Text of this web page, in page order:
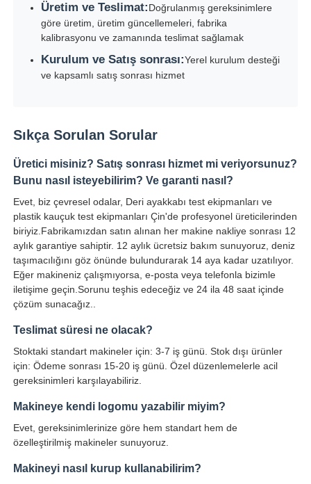
Üretim ve Teslimat:Doğrulanmış gereksinimlere
göre üretim, üretim güncellemeleri, fabrika
kalibrasyonu ve zamanında teslimat sağlamak
Kurulum ve Satış sonrası:Yerel kurulum desteği
ve kapsamlı satış sonrası hizmet
Sıkça Sorulan Sorular
Üretici misiniz? Satış sonrası hizmet mi veriyorsunuz?
Bunu nasıl isteyebilirim? Ve garanti nasıl?
Evet, biz çevresel odalar, Deri ayakkabı test ekipmanları ve
plastik kauçuk test ekipmanları Çin'de profesyonel üreticilerinden
biriyiz.Fabrikamızdan satın alınan her makine nakliye sonrası 12
aylık garantiye sahiptir. 12 aylık ücretsiz bakım sunuyoruz, deniz
taşımacılığını göz önünde bulundurarak 14 aya kadar uzatılıyor.
Eğer makineniz çalışmıyorsa, e-posta veya telefonla bizimle
iletişime geçin.Sorunu teşhis edeceğiz ve 24 ila 48 saat içinde
çözüm sunacağız..
Teslimat süresi ne olacak?
Stoktaki standart makineler için: 3-7 iş günü. Stok dışı ürünler
için: Ödeme sonrası 15-20 iş günü. Özel düzenlemelerle acil
gereksinimleri karşılayabiliriz.
Makineye kendi logomu yazabilir miyim?
Evet, gereksinimlerinize göre hem standart hem de
özelleştirilmiş makineler sunuyoruz.
Makineyi nasıl kurup kullanabilirim?